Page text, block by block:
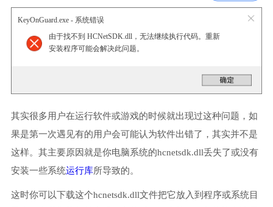
KeyOnGuard.exe - 系统错误
由于找不到 HCNetSDK.dll，无法继续执行代码。重新
安装程序可能会解决此问题。
其实很多用户在运行软件或游戏的时候就出现过这种问题，如
果是第一次遇见有的用户会可能认为软件出错了，其实并不是
这样。其主要原因就是你电脑系统的hcnetsdk.dll丢失了或没有
安装一些系统运行库所导致的。
这时你可以下载这个hcnetsdk.dll文件把它放入到程序或系统目